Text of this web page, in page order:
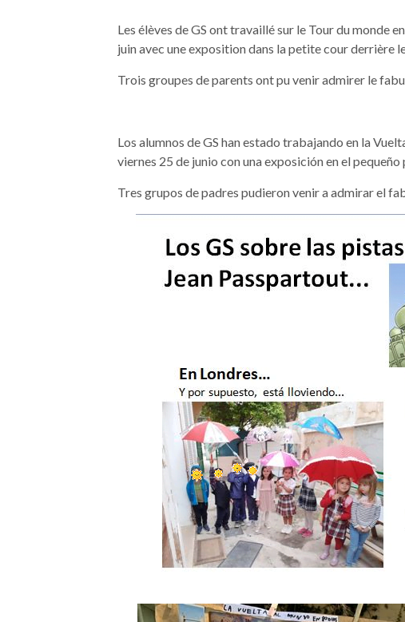
Les élèves de GS ont travaillé sur le Tour du monde
juin avec une exposition dans la petite cour derrière
Trois groupes de parents ont pu venir admirer le
Los alumnos de GS han estado trabajando en la
viernes 25 de junio con una exposición en el
Tres grupos de padres pudieron venir a admirar el